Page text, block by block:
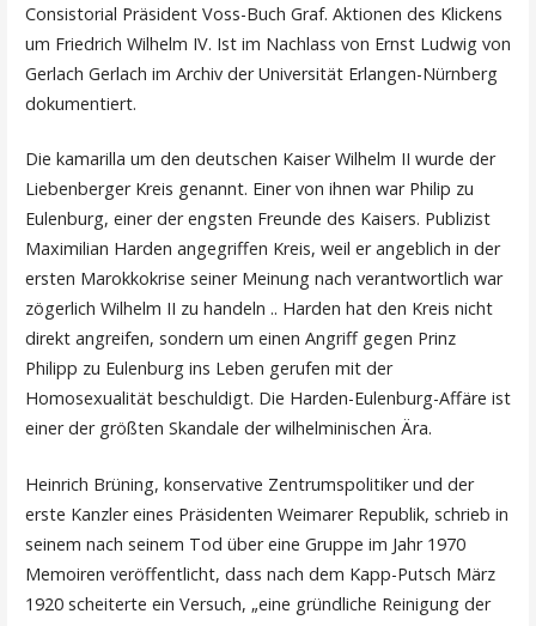
Consistorial Präsident Voss-Buch Graf. Aktionen des Klickens
um Friedrich Wilhelm IV. Ist im Nachlass von Ernst Ludwig von
Gerlach Gerlach im Archiv der Universität Erlangen-Nürnberg
dokumentiert.
Die kamarilla um den deutschen Kaiser Wilhelm II wurde der
Liebenberger Kreis genannt. Einer von ihnen war Philip zu
Eulenburg, einer der engsten Freunde des Kaisers. Publizist
Maximilian Harden angegriffen Kreis, weil er angeblich in der
ersten Marokkokrise seiner Meinung nach verantwortlich war
zögerlich Wilhelm II zu handeln .. Harden hat den Kreis nicht
direkt angreifen, sondern um einen Angriff gegen Prinz
Philipp zu Eulenburg ins Leben gerufen mit der
Homosexualität beschuldigt. Die Harden-Eulenburg-Affäre ist
einer der größten Skandale der wilhelminischen Ära.
Heinrich Brüning, konservative Zentrumspolitiker und der
erste Kanzler eines Präsidenten Weimarer Republik, schrieb in
seinem nach seinem Tod über eine Gruppe im Jahr 1970
Memoiren veröffentlicht, dass nach dem Kapp-Putsch März
1920 scheiterte ein Versuch, „eine gründliche Reinigung der